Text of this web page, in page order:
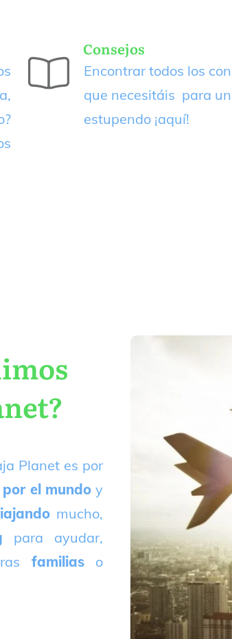
Consejos
Encontrar todos los
que necesitáis para
estupendo ¡aquí!
Planet es por
el mundo y
mucho,
para ayudar,
familiaso